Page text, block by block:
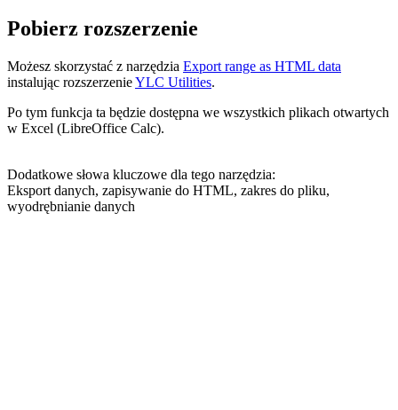
Pobierz rozszerzenie
Możesz skorzystać z narzędzia Export range as HTML data
instalując rozszerzenieYLC Utilities.
Po tym funkcja ta będzie dostępna we wszystkich plikach otwartych
w Excel (LibreOffice Calc).
Dodatkowe słowa kluczowe dla tego narzędzia:
Eksport danych, zapisywanie do HTML, zakres do pliku,
wyodrębnianie danych